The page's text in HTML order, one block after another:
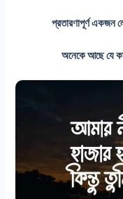
প্রতারণাপূর্ণ একজন
অনেকে আছে যে